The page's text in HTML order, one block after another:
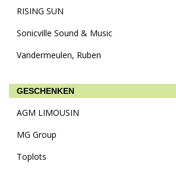
RISING SUN
Sonicville Sound & Music
Vandermeulen, Ruben
GESCHENKEN
AGM LIMOUSIN
MG Group
Toplots